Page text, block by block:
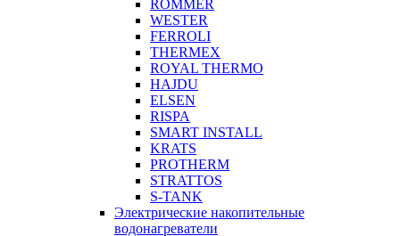
ROMMER
WESTER
FERROLI
THERMEX
ROYAL THERMO
HAJDU
ELSEN
RISPA
SMART INSTALL
KRATS
PROTHERM
STRATTOS
S-TANK
Электрические накопительные
водонагреватели